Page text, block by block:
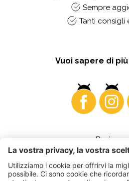
Sempre
Tanti consigli
Vuoi sapere di
Business